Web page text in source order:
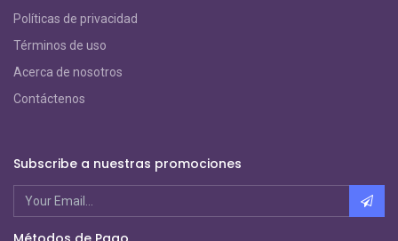
Políticas de privacidad
Términos de uso
Acerca de nosotros
Contáctenos
Subscribe a nuestras promociones